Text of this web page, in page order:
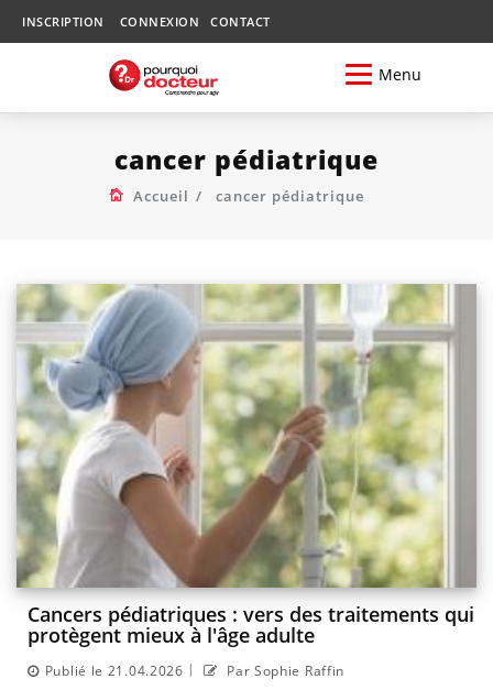
INSCRIPTION CONNEXION CONTACT
Menu
cancer pédiatrique
Accueil cancer pédiatrique
Cancers pédiatriques : vers des traitements qui
protègent mieux à l'âge adulte
Publié le 21.04.2026 | Par Sophie Raffin